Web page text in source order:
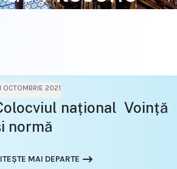
OCTOMBRIE 2021
național Voință
normă
MAI DEPARTE